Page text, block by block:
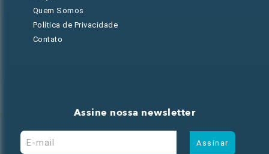
Quem Somos
Política de Privacidade
Contato
Assine nossa newsletter